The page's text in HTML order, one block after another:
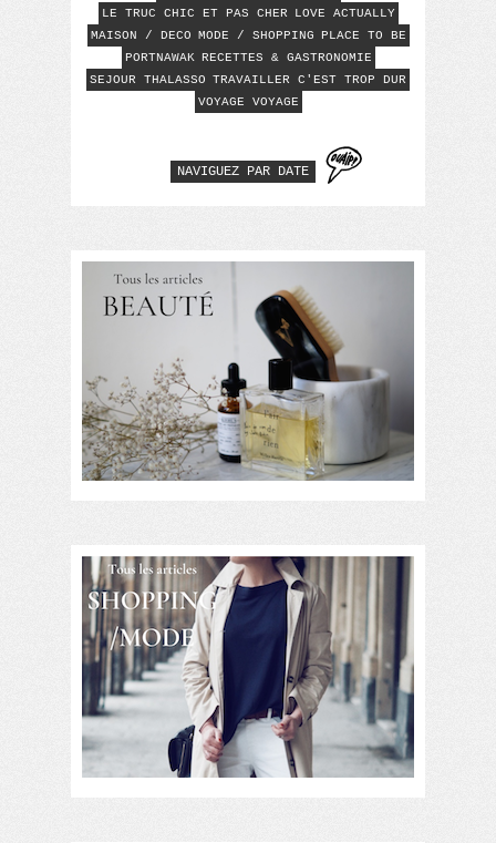
LE TRUC CHIC ET PAS CHER
LOVE ACTUALLY
MAISON / DECO MODE / SHOPPING PLACE TO BE
PORTNAWAK RECETTES & GASTRONOMIE
SEJOUR THALASSO TRAVAILLER C'EST TROP DUR
VOYAGE VOYAGE
NAVIGUEZ PAR DATE